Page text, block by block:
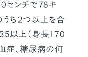
センチで78キ
うち２つ以上を合
35以上（身長170
症、糖尿病の何